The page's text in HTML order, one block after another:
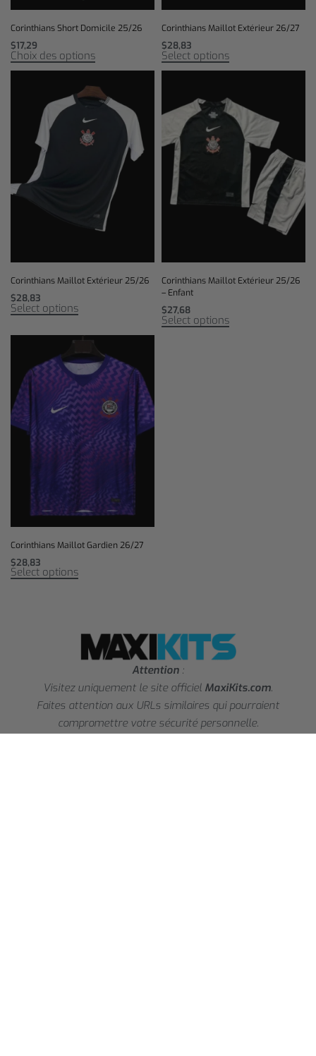
Corinthians Short Domicile 25/26
$17,29
Choix des options
Corinthians Maillot Extérieur 26/27
$28,83
Select options
Corinthians Maillot Extérieur 25/26
$28,83
Select options
Corinthians Maillot Extérieur 25/26
– Enfant
$27,68
Select options
Corinthians Maillot Gardien 26/27
$28,83
Select options
Attention :
Visitez uniquement le site officiel MaxiKits.com.
Faites attention aux URLs similaires qui pourraient
compromettre votre sécurité personnelle.